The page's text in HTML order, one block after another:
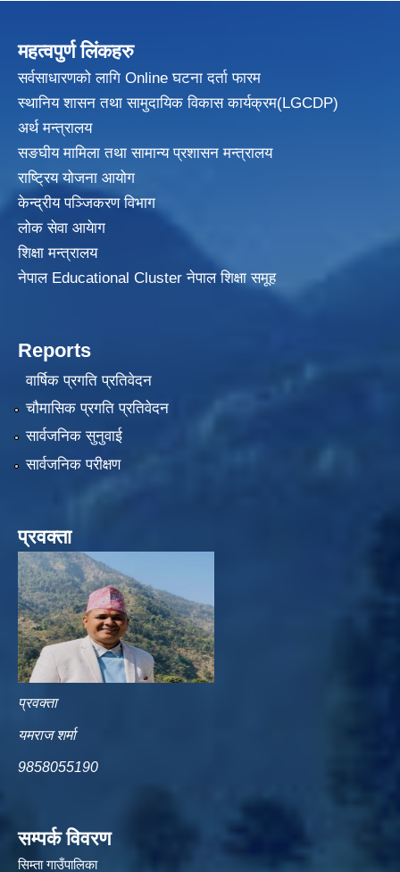
महत्वपुर्ण लिंकहरु
सर्वसाधारणको लागि Online घटना दर्ता फारम
स्थानिय शासन तथा सामुदायिक विकासकार्यक्रम(LGCDP)
अर्थ मन्त्रालय
सङघीय मामिला तथा सामान्य प्रशासन मन्त्रालय
राष्ट्रिय योजना आयोग
केन्द्रीय पञ्जिकरण विभाग
लोक सेवा आयेाग
शिक्षा मन्त्रालय
नेपाल Educational Cluster नेपाल शिक्षा समूह
Reports
वार्षिक प्रगति प्रतिवेदन
चौमासिक प्रगति प्रतिवेदन
सार्वजनिक सुनुवाई
सार्वजनिक परीक्षण
प्रवक्ता
प्रवक्ता
यमराज शर्मा
9858055190
सम्पर्क विवरण
सिम्ता गाउँपालिका